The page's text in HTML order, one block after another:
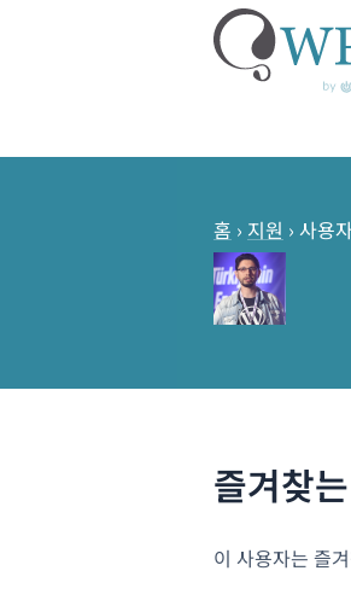
홈 › 지원 › 사용
즐겨찾
이 사용자는 즐